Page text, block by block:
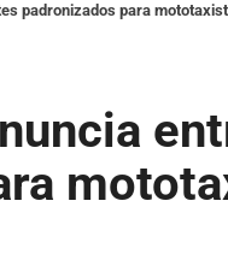
padronizados para